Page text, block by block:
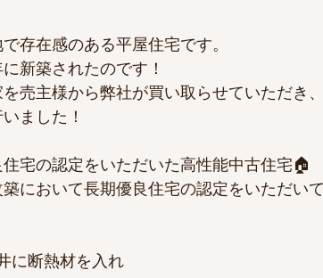
存在感のある平屋住宅です。
新築されたのです！
売主様から弊社が買い取らせていただき、
ました！
宅の認定をいただいた高性能中古住宅🏠
築において長期優良住宅の認定をいただい
に断熱材を入れ